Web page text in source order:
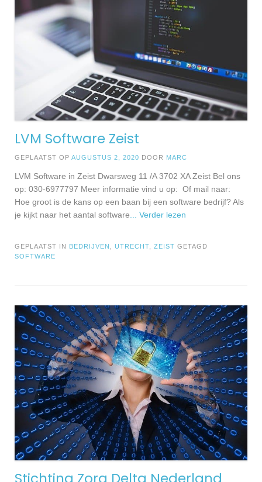
LVM Software Zeist
GEPLAATST OP AUGUSTUS 2, 2020 DOOR MARC
LVM Software in Zeist Dwarsweg 11 /A 3702 XA Zeist Bel ons
op: 030-6977797 Meer informatie vind u op: Of mail naar:
Hoe groot is de kans op een baan bij een software bedrijf? Als
je kijkt naar het aantal software ... Verder lezen
GEPLAATST IN BEDRIJVEN UTRECHT ZEIST GETAGD
SOFTWARE